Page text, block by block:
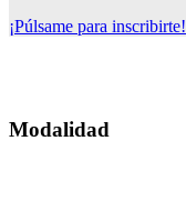
¡Púlsame para inscribirte!
Modalidad